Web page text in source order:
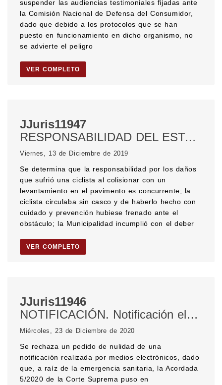
suspender las audiencias testimoniales fijadas ante
la Comisión Nacional de Defensa del Consumidor,
dado que debido a los protocolos que se han
puesto en funcionamiento en dicho organismo, no
se advierte el peligro
VER COMPLETO
JJuris11947
RESPONSABILIDAD DEL ESTADO. Responsabilidad del Estado por falta de servicio. Responsabilidad de la Municipalidad. DAÑOS Y PERJUICIOS. Cosa riesgosa. Responsabilidad del dueño o guardián. TESTIGO ÚNICO. ANALOGÍA. CULPA DE LA VÍCTIMA. RESPONSABILIDAD CONCURRENTE. CICLISTA. Deber de conducir con cuidado y prevención. TASA DE INTERÉS.
Viernes, 13 de Diciembre de 2019
Se determina que la responsabilidad por los daños
que sufrió una ciclista al colisionar con un
levantamiento en el pavimento es concurrente; la
ciclista circulaba sin casco y de haberlo hecho con
cuidado y prevención hubiese frenado ante el
obstáculo; la Municipalidad incumplió con el deber
VER COMPLETO
JJuris11946
NOTIFICACIÓN. Notificación electrónica. Firma digital. Nulidad de las notificaciones. EMERGENCIA SANITARIA. Coronavirus. CORTE SUPREMA DE JUSTICIA DE LA NACIÓN.
Miércoles, 23 de Diciembre de 2020
Se rechaza un pedido de nulidad de una
notificación realizada por medios electrónicos, dado
que, a raíz de la emergencia sanitaria, la Acordada
5/2020 de la Corte Suprema puso en